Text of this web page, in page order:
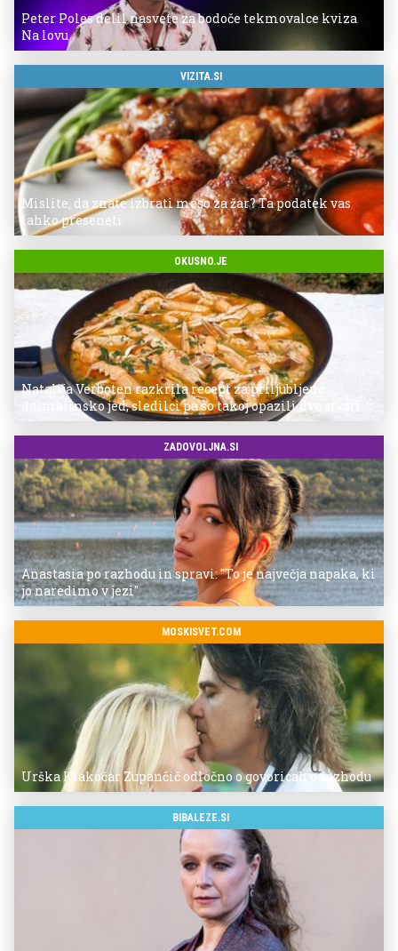
Peter Poles delil nasvete za bodoče tekmovalce kviza
Na lovu
VIZITA.SI
Mislite, da znate izbrati meso za žar? Ta podatek vas
lahko preseneti
OKUSNO.JE
Natalija Verboten razkrila recept za priljubljeno
dalmatinsko jed, sledilci pa so takoj opazili dve stvari
ZADOVOLJNA.SI
Anastasia po razhodu in spravi: "To je največja napaka, ki
jo naredimo v jezi"
MOSKISVET.COM
Urška Klakočar Zupančič odločno o govoricah o razhodu
BIBALEZE.SI